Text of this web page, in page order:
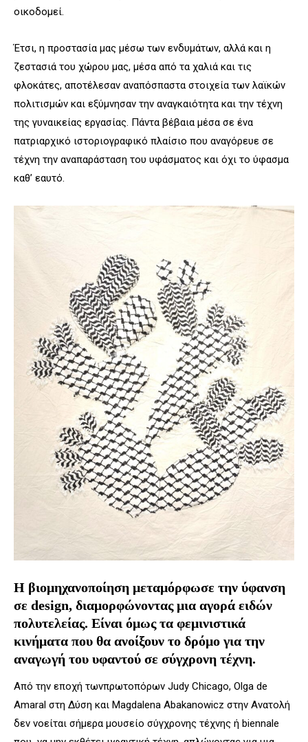
οικοδομεί.
Έτσι, η προστασία μας μέσω των ενδυμάτων, αλλά και η
ζεστασιά του χώρου μας, μέσα από τα χαλιά και τις
φλοκάτες, αποτέλεσαν αναπόσπαστα στοιχεία των λαϊκών
πολιτισμών και εξύμνησαν την αναγκαιότητα και την τέχνη
της γυναικείας εργασίας. Πάντα βέβαια μέσα σε ένα
πατριαρχικό ιστοριογραφικό πλαίσιο που αναγόρευε σε
τέχνη την αναπαράσταση του υφάσματος και όχι το ύφασμα
καθ’ εαυτό.
Η βιομηχανοποίηση μεταμόρφωσε την ύφανση
σε design, διαμορφώνοντας μια αγορά ειδών
πολυτελείας. Είναι όμως τα φεμινιστικά
κινήματα που θα ανοίξουν το δρόμο για την
αναγωγή του υφαντού σε σύγχρονη τέχνη.
Από την εποχή τωνπρωτοπόρων Judy Chicago, Olga de
Amaral στη Δύση και Magdalena Abakanowicz στην Ανατολή
δεν νοείται σήμερα μουσείο σύγχρονης τέχνης ή biennale